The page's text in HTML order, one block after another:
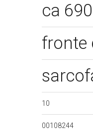
ca
fronte
10
00108244